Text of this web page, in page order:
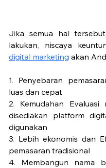
Jika semua hal
lakukan, niscaya
digital marketing akan
1. Penyebaran
luas dan cepat
2. Kemudahan
disediakan platform
digunakan
3. Lebih ekonomis dan
pemasaran tradisional
4. Membangun nama